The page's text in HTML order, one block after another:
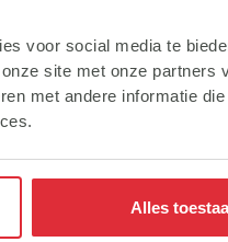
voor social media te
site met onze partners
met andere informatie
Alles
Winst
Op zondag